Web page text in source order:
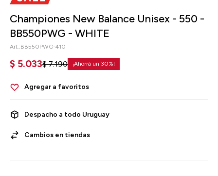
Championes New Balance Unisex - 550 -
BB550PWG - WHITE
BB550PWG-410
$ 5.033$ 7.190 30
Despacho a todo Uruguay
Cambios en tiendas